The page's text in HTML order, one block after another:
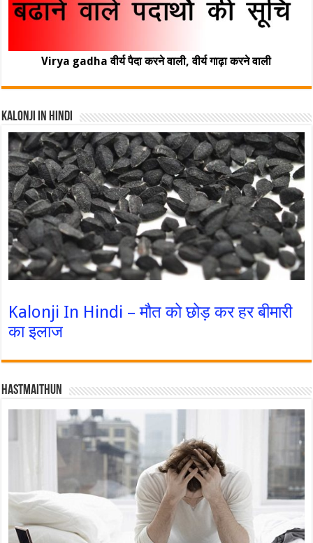
Virya gadha वीर्य पैदा करने वाली, वीर्य गाढ़ा करने वाली
Kalonji In Hindi
Kalonji In Hindi – मौत को छोड़ कर हर बीमारी
का इलाज
Hastmaithun